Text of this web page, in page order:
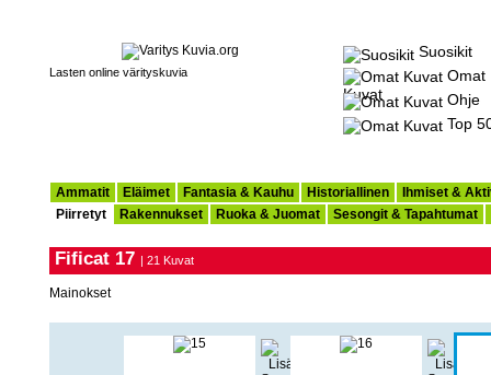
Lasten online värityskuvia
Suosikit
Omat
Kuvat
Ohje
Top
Ammatit Eläimet Fantasia & Kauhu Historiallinen
Ihmiset &
Piirretyt
Rakennukset Ruoka & Juomat Sesongit & Tapahtumat
Fificat 17 | 21 Kuvat
Mainokset